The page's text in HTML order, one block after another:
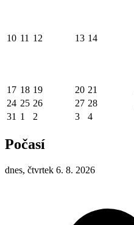
10 11 12 13 14
17 18 19 20 21
24 25 26 27 28
31 1 2 3 4
Počasí
dnes, čtvrtek 6. 8. 2026